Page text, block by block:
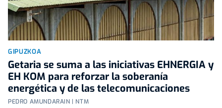
GIPUZKOA
Getaria se suma a las iniciativas EHNERGIA y
EH KOM para reforzar la soberanía
energética y de las telecomunicaciones
PEDRO AMUNDARAIN | NTM